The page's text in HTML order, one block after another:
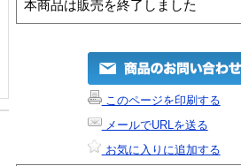
本商品は販売を終了しました
このページを印刷する
メールでURLを送る
お気に入りに追加する